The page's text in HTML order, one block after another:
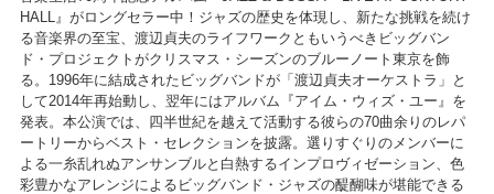
HALL』がロングセラー中！ジャズの歴史を体現し、新たな挑戦を続け
る音楽界の至宝、渡辺貞夫のライフワークともいうべきビッグバン
ド・プロジェクトがクリスマス・シーズンのブルーノート東京を飾
る。1996年に結成されたビッグバンドが「渡辺貞夫オーケストラ」と
して2014年再始動し、翌年にはアルバム『アイム・ウィズ・ユー』を
発表。本公演では、四半世紀を越えて活動する彼らの70曲余りのレパ
ートリーからベスト・セレクションを披露。選りすぐりのメンバーに
よる一糸乱れぬアンサンブルと白熱するインプロヴィゼーション、色
彩豊かなアレンジによるビッグバンド・ジャズの醍醐味が堪能できる